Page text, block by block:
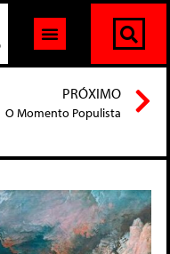
PRÓXIMO
O Momento Populista